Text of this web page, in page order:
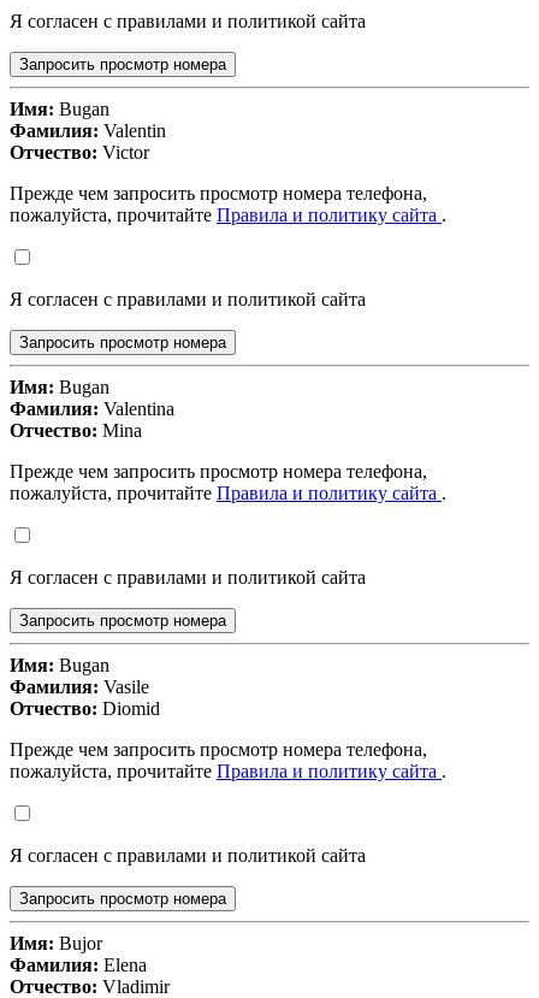
Я согласен с правилами и политикой сайта
Запросить просмотр номера
Имя: Bugan
Фамилия: Valentin
Отчество: Victor
Прежде чем запросить просмотр номера телефона,
пожалуйста, прочитайте Правила и политику сайта .
Я согласен с правилами и политикой сайта
Запросить просмотр номера
Имя: Bugan
Фамилия: Valentina
Отчество: Mina
Прежде чем запросить просмотр номера телефона,
пожалуйста, прочитайте Правила и политику сайта .
Я согласен с правилами и политикой сайта
Запросить просмотр номера
Имя: Bugan
Фамилия: Vasile
Отчество: Diomid
Прежде чем запросить просмотр номера телефона,
пожалуйста, прочитайте Правила и политику сайта .
Я согласен с правилами и политикой сайта
Запросить просмотр номера
Имя: Bujor
Фамилия: Elena
Отчество: Vladimir